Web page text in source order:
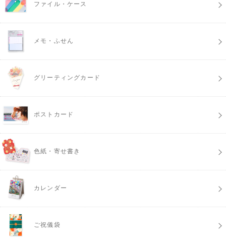
ファイル・ケース
メモ・ふせん
グリーティングカード
ポストカード
色紙・寄せ書き
カレンダー
ご祝儀袋